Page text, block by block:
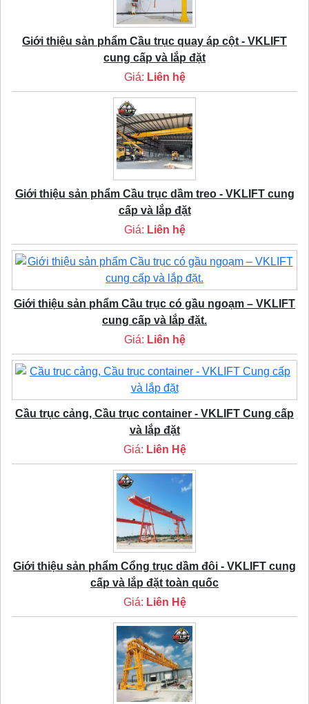
Giới thiệu sản phẩm Cầu trục quay áp cột - VKLIFT
cung cấp và lắp đặt
Giá: Liên hệ
Giới thiệu sản phẩm Cầu trục dầm treo - VKLIFT cung
cấp và lắp đặt
Giá: Liên hệ
Giới thiệu sản phẩm Cầu trục có gầu ngoạm – VKLIFT
cung cấp và lắp đặt.
Giá: Liên hệ
Cầu trục cảng, Cầu trục container - VKLIFT Cung cấp
và lắp đặt
Giá: Liên Hệ
Giới thiệu sản phẩm Cổng trục dầm đôi - VKLIFT cung
cấp và lắp đặt toàn quốc
Giá: Liên Hệ